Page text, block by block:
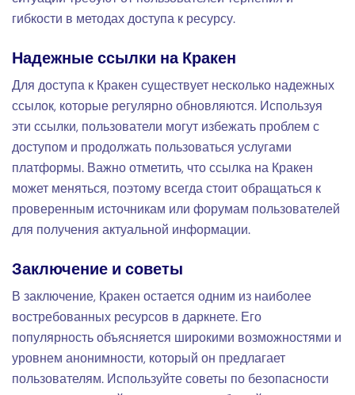
гибкости в методах доступа к ресурсу.
Надежные ссылки на Кракен
Для доступа к Кракен существует несколько надежных
ссылок, которые регулярно обновляются. Используя
эти ссылки, пользователи могут избежать проблем с
доступом и продолжать пользоваться услугами
платформы. Важно отметить, что ссылка на Кракен
может меняться, поэтому всегда стоит обращаться к
проверенным источникам или форумам пользователей
для получения актуальной информации.
Заключение и советы
В заключение, Кракен остается одним из наиболее
востребованных ресурсов в даркнете. Его
популярность объясняется широкими возможностями и
уровнем анонимности, который он предлагает
пользователям. Используйте советы по безопасности